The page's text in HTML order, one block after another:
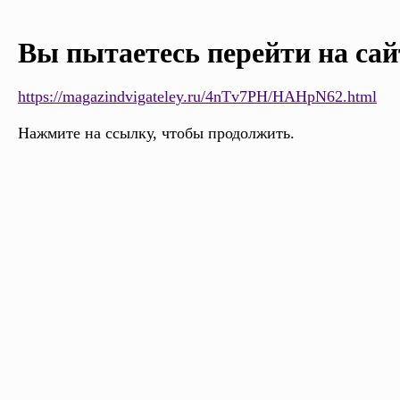
Вы пытаетесь перейти на
https://magazindvigateley.ru/4nTv7PH/HAHpN62.html
Нажмите на ссылку, чтобы продолжить.